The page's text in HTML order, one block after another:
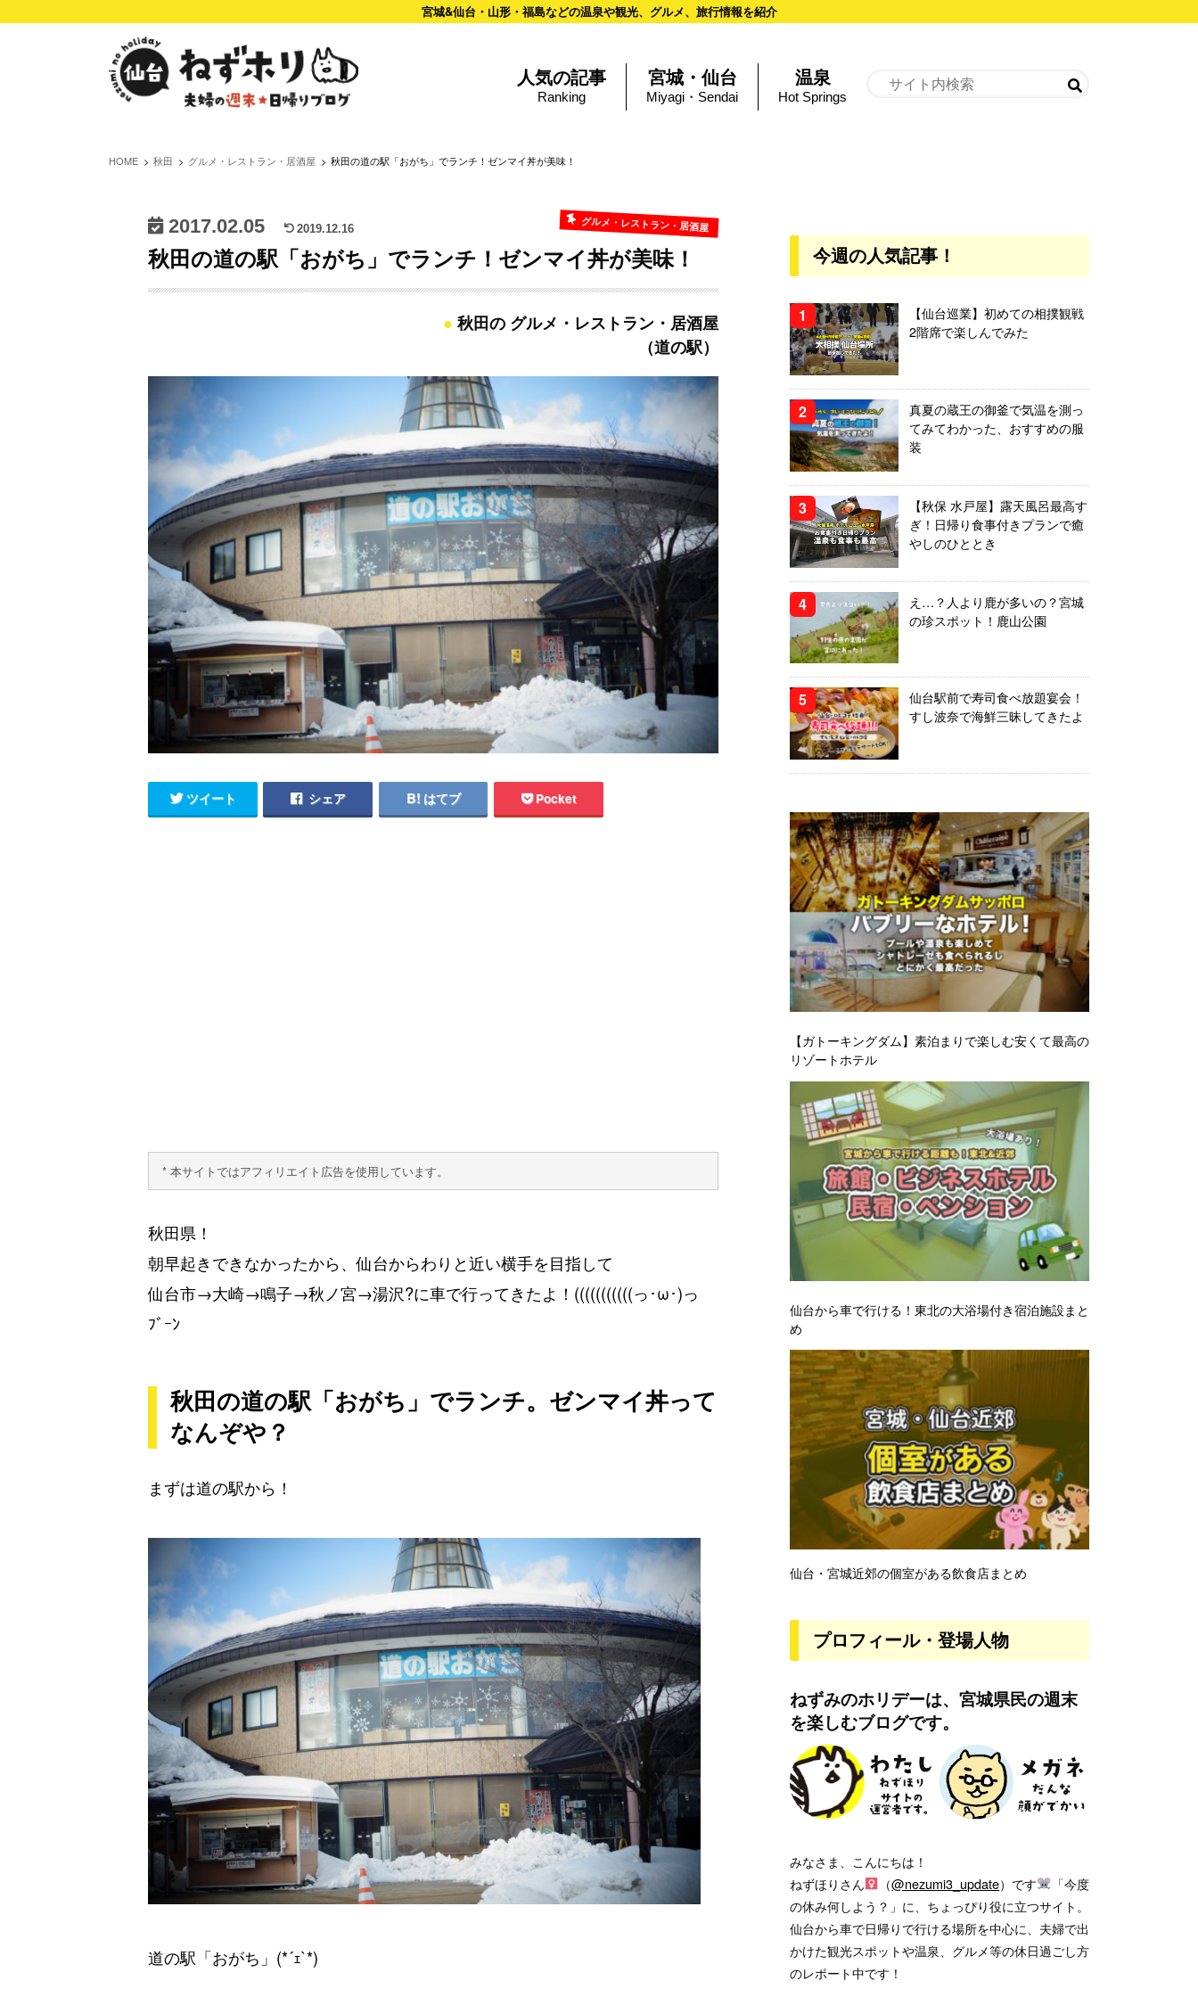
宮城&仙台・山形・福島などの温泉や観光、グルメ、旅行情報を紹介
人気の記事
Ranking
宮城・仙台
Miyagi・Sendai
温泉
Hot Springs
HOME 秋田 グルメ・レストラン・居酒屋 秋田の道の駅「おがち」でランチ！ゼンマイ丼が美味！
2017.02.05 2019.12.16 グルメ・レストラン・居酒屋
秋田の道の駅「おがち」でランチ！ゼンマイ丼が美味！
秋田の グルメ・レストラン・居酒屋
（道の駅）
ツイート シェア はてブ Pocket
* 本サイトではアフィリエイト広告を使用しています。
秋田県！
朝早起きできなかったから、仙台からわりと近い横手を目指して
仙台市→大崎→鳴子→秋ノ宮→湯沢?に車で行ってきたよ！(((((((((((っ･ω･)っ
ﾌﾞｰﾝ
秋田の道の駅「おがち」でランチ。ゼンマイ丼って
なんぞや？
まずは道の駅から！
道の駅「おがち」(*´ｪ`*)
今週の人気記事！
【仙台巡業】初めての相撲観戦
2階席で楽しんでみた
真夏の蔵王の御釜で気温を測っ
てみてわかった、おすすめの服
装
【秋保 水戸屋】露天風呂最高す
ぎ！日帰り食事付きプランで癒
やしのひととき
え…？人より鹿が多いの？宮城
の珍スポット！鹿山公園
仙台駅前で寿司食べ放題宴会！
すし波奈で海鮮三昧してきたよ
【ガトーキングダム】素泊まりで楽しむ安くて最高の
リゾートホテル
仙台から車で行ける！東北の大浴場付き宿泊施設まと
め
仙台・宮城近郊の個室がある飲食店まとめ
プロフィール・登場人物
ねずみのホリデーは、宮城県民の週末
を楽しむブログです。
みなさま、こんにちは！
ねずほりさん
（@nezumi3_update）です
「今度
の休み何しよう？」に、ちょっぴり役に立つサイト。
仙台から車で日帰りで行ける場所を中心に、夫婦で出
かけた観光スポットや温泉、グルメ等の休日過ごし方
のレポート中です！